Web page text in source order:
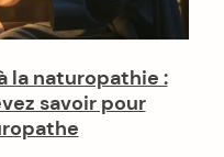
la naturopathie :
savoir pour